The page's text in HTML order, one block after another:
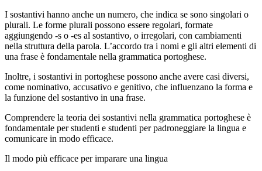
I sostantivi hanno anche un numero, che indica se sono singolari o
plurali. Le forme plurali possono essere regolari, formate
aggiungendo -s o -es al sostantivo, o irregolari, con cambiamenti
nella struttura della parola. L’accordo tra i nomi e gli altri elementi di
una frase è fondamentale nella grammatica portoghese.
Inoltre, i sostantivi in portoghese possono anche avere casi diversi,
come nominativo, accusativo e genitivo, che influenzano la forma e
la funzione del sostantivo in una frase.
Comprendere la teoria dei sostantivi nella grammatica portoghese è
fondamentale per studenti e studenti per padroneggiare la lingua e
comunicare in modo efficace.
Il modo più efficace per imparare una lingua